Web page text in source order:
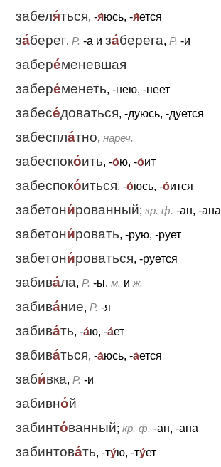
забеля́ться, -я́юсь, -я́ется
за́берег, Р. -а и за́берега, Р. -и
забере́меневшая
забере́менеть, -нею, -неет
забесе́доваться, -дуюсь, -дуется
забеспла́тно, нареч.
забеспоко́ить, -о́ю, -о́ит
забеспоко́иться, -о́юсь, -о́ится
забетони́рованный; кр. ф. -ан, -ана
забетони́ровать, -рую, -рует
забетони́роваться, -руется
забива́ла, Р. -ы, м. и ж.
забива́ние, Р. -я
забива́ть, -а́ю, -а́ет
забива́ться, -а́юсь, -а́ется
заби́вка, Р. -и
забивно́й
забинто́ванный; кр. ф. -ан, -ана
забинтова́ть, -ту́ю, -ту́ет